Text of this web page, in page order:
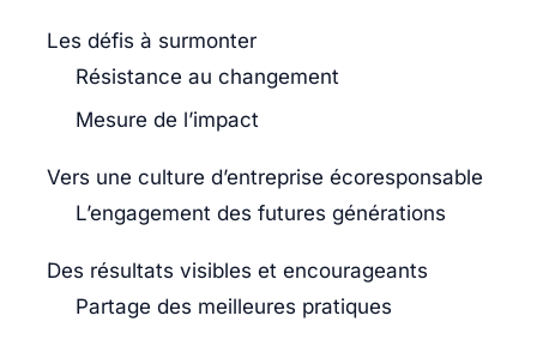
Les défis à surmonter
Résistance au changement
Mesure de l’impact
Vers une culture d’entreprise écoresponsable
L’engagement des futures générations
Des résultats visibles et encourageants
Partage des meilleures pratiques